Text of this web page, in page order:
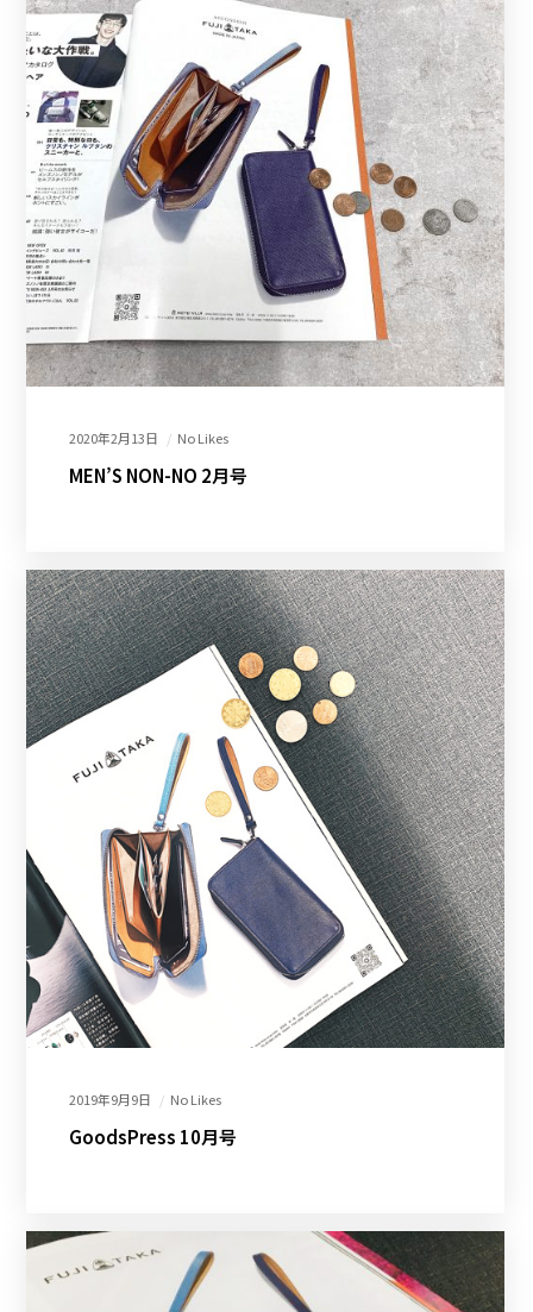
2020年2月13日 No Likes
MEN’S NON-NO 2月号
2019年9月9日 No Likes
GoodsPress 10月号